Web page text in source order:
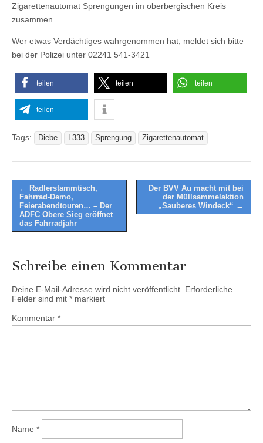
Zigarettenautomat Sprengungen im oberbergischen Kreis
zusammen.
Wer etwas Verdächtiges wahrgenommen hat, meldet sich bitte
bei der Polizei unter 02241 541-3421
teilen teilen teilen
teilen
Tags: Diebe L333 Sprengung Zigarettenautomat
Post
navigation
← Radlerstammtisch,
Fahrrad-Demo,
Feierabendtouren… – Der
ADFC Obere Sieg eröffnet
das Fahrradjahr
Der BVV Au macht mit bei
der Müllsammelaktion
„Sauberes Windeck“ →
Schreibe einen Kommentar
Deine E-Mail-Adresse wird nicht veröffentlicht. Erforderliche
Felder sind mit * markiert
Kommentar *
Name *